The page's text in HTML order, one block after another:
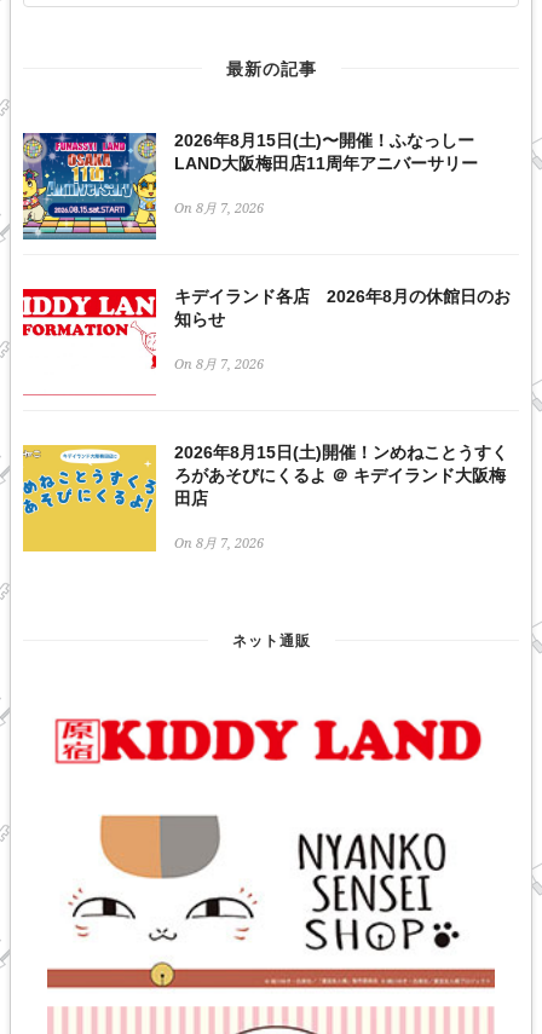
最新の記事
2026年8月15日(土)〜開催！ふなっしー
LAND大阪梅田店11周年アニバーサリー
On 8月 7, 2026
キデイランド各店 2026年8月の休館日のお
知らせ
On 8月 7, 2026
2026年8月15日(土)開催！ンめねことうすく
ろがあそびにくるよ ＠ キデイランド大阪梅
田店
On 8月 7, 2026
ネット通販